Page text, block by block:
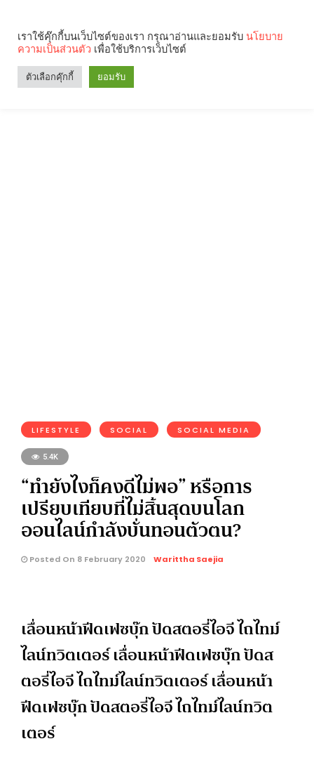
LIFESTYLE SOCIAL SOCIAL MEDIA
5.4K
“ทำยังไงก็คงดีไม่พอ” หรือการ
เปรียบเทียบที่ไม่สิ้นสุดบนโลก
ออนไลน์กำลังบั่นทอนตัวตน?
Posted On 8 February 2020 Warittha Saejia
เลื่อนหน้าฟีดเฟซบุ๊ก ปัดสตอรี่ไอจี ไถไทม์
ไลน์ทวิตเตอร์ เลื่อนหน้าฟีดเฟซบุ๊ก ปัดส
ตอรี่ไอจี ไถไทม์ไลน์ทวิตเตอร์ เลื่อนหน้า
ฟีดเฟซบุ๊ก ปัดสตอรี่ไอจี ไถไทม์ไลน์ทวิต
เตอร์
เราใช้คุ๊กกี้บนเว็บไซต์ของเรา กรุณาอ่านและยอมรับ นโยบาย
ความเป็นส่วนตัว เพื่อใช้บริการเว็บไซต์
ตัวเลือกคุ๊กกี้ ยอมรับ